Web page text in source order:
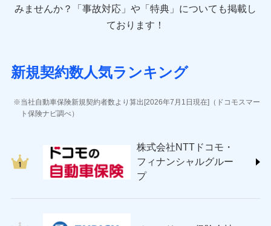
東京海上ダイレクト損害保険株式会社 (https://www.e-
AIG損害保険株式会社 (https://www.aig.co.jp/sonpo)
ジェイアイ傷害火災保険株式会社
ソニー損害保険株式会社
(https://www.sonysonpo.co.jp/)
ＳＯＭＰＯダイレクト損害保険株式会社
(https://www.sompo-direct.co.jp/)
チューリッヒ保険会社 (https://www.zurich.co.jp/)
みませんか？
「事故対応」や「特典」についても掲載し
ております！
新規契約数人気ランキング
当社自動車保険新規契約者数より算出[2026年7月1日現在]（ドコモスマー
ト保険ナビ調べ）
株式会社NTTドコモ・
フィナンシャルグルー
プ